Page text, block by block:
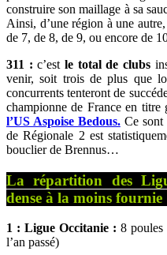
construire son maillage à sa
Ainsi, d’une région à une
de 7, de 8, de 9, ou encore de
311 :c’est le total de clubs
venir, soit trois de plus que
concurrents tenteront de
championne de France en titre
l’US Aspoise Bedous.Ce sont
de Régionale 2 est
bouclier de Brennus…
La répartition des
dense à la moins fournie
1 : Ligue Occitanie : 8 poules
l’an passé)